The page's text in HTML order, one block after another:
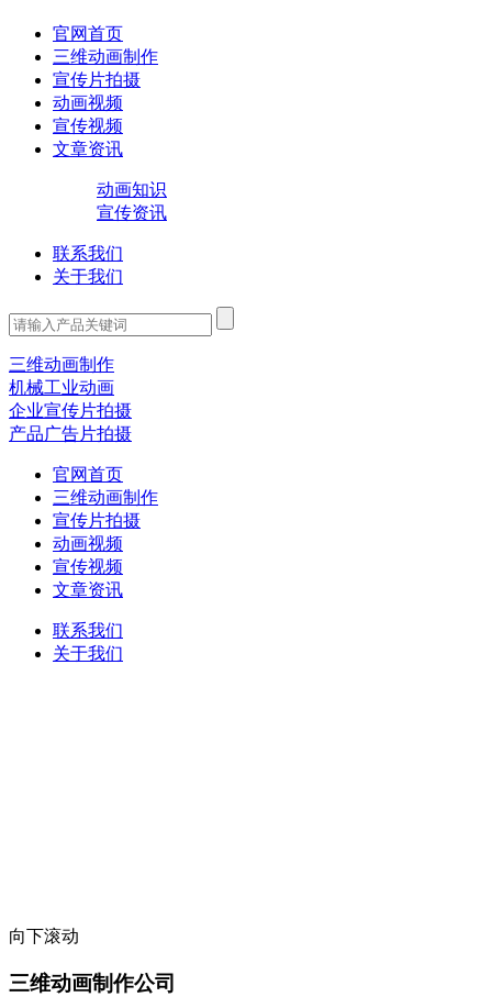
官网首页
三维动画制作
宣传片拍摄
动画视频
宣传视频
文章资讯
动画知识
宣传资讯
联系我们
关于我们
三维动画制作
机械工业动画
企业宣传片拍摄
产品广告片拍摄
官网首页
三维动画制作
宣传片拍摄
动画视频
宣传视频
文章资讯
联系我们
关于我们
向下滚动
三维动画制作公司